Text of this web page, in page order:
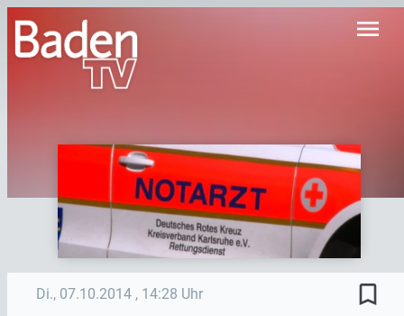
menu
Di., 07.10.2014 , 14:28 Uhr bookmark_border